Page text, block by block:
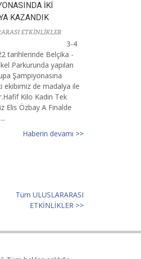
İKİ
KAZANDIK
ETKİNLİKLER
3-4
tarihlerinde Belçika -
Parkurunda yapılan
Şampiyonasına
ekibimiz de madalya ile
Kilo Kadın Tek
Elis Özbay A Finalde
Haberin devamı >>
Tüm ULUSLARARASI
ETKİNLİKLER >>